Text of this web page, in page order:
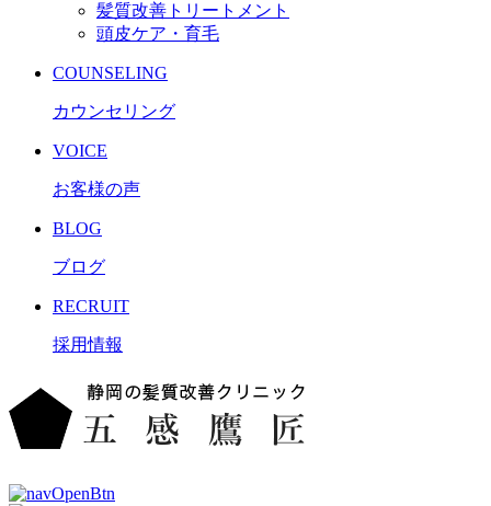
髪質改善トリートメント
頭皮ケア・育毛
COUNSELING
カウンセリング
VOICE
お客様の声
BLOG
ブログ
RECRUIT
採用情報